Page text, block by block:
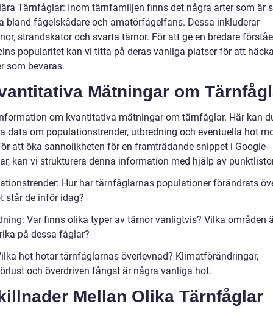
Tärnfåglar: Inom tärnfamiljen finns det några arter som är
bland fågelskådare och amatörfågelfans. Dessa inkluderar
strandskator och svarta tärnor. För att ge en bredare
popularitet kan vi titta på deras vanliga platser för att
som bevaras.
Mätningar om
om kvantitativa mätningar om tärnfåglar. Här kan
data om populationstrender, utbredning och eventuella hot
att öka sannolikheten för en framträdande snippet i Google-
kan vi strukturera denna information med hjälp av
Hur har tärnfåglarnas populationer förändrats
står de inför idag?
Var finns olika typer av tärnor vanligtvis? Vilka områden
på dessa fåglar?
hot hotar tärnfåglarnas överlevnad? Klimatförändringar,
och överdriven fångst är några vanliga hot.
Mellan Olika Tärnfåglar